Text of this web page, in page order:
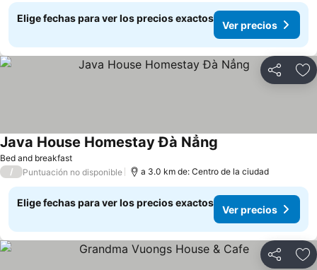
Elige fechas para ver los precios exactos
Ver precios
Compartir
Bed and breakfast
Java House Homestay Đà Nẳng
/ Puntuación no disponible a 3.0 km de: Centro de la ciudad
Elige fechas para ver los precios exactos
Ver precios
Compartir